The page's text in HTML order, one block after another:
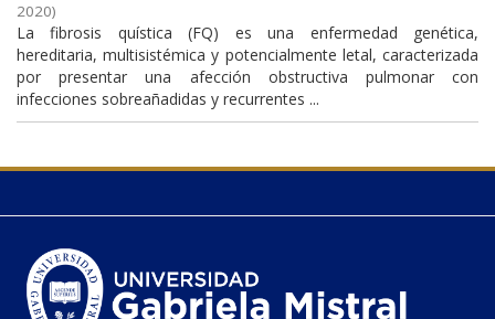
2020)
La fibrosis quística (FQ) es una enfermedad genética,
hereditaria, multisistémica y potencialmente letal, caracterizada
por presentar una afección obstructiva pulmonar con
infecciones sobreañadidas y recurrentes ...